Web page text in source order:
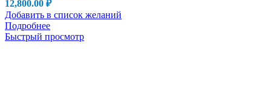
12,800.00 ₽
Добавить в список желаний
Подробнее
Быстрый просмотр